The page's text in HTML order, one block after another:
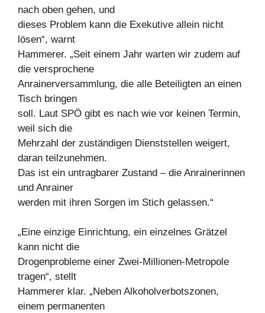
nach oben gehen, und
dieses Problem kann die Exekutive allein nicht
lösen“, warnt
Hammerer. „Seit einem Jahr warten wir zudem auf
die versprochene
Anrainerversammlung, die alle Beteiligten an einen
Tisch bringen
soll. Laut SPÖ gibt es nach wie vor keinen Termin,
weil sich die
Mehrzahl der zuständigen Dienststellen weigert,
daran teilzunehmen.
Das ist ein untragbarer Zustand – die Anrainerinnen
und Anrainer
werden mit ihren Sorgen im Stich gelassen.“
„Eine einzige Einrichtung, ein einzelnes Grätzel
kann nicht die
Drogenprobleme einer Zwei-Millionen-Metropole
tragen“, stellt
Hammerer klar. „Neben Alkoholverbotszonen,
einem permanenten